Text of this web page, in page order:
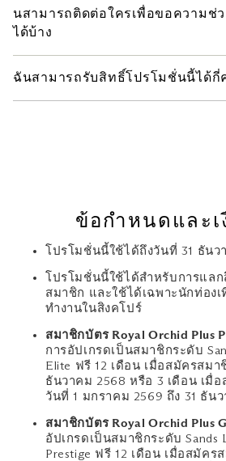
หากไม่สามารถเป็นไปตามเกณฑ์การใ
ของการเป็นสมาชิก สถานะสมาชิกภา
ใช้จ่ายของคุณในช่วง 12 เดือนที่ผ่านม
สมาชิก (แล้วแต่ว่ากรณีใดจะถึงก่อน)
ด้วยบัตรสมาชิกของคุณภายใน 3 เดือน
สมาชิกของคุณต่อไปอีก 9 เดือน ซึ่งรว
ประโยชน์สมาชิก
หากไม่สามารถเป็นไปตามเกณฑ์การ
ของการเป็นสมาชิก สถานะสมาชิกภ
เป็น Prestige หรือ LifeStyle ตามลำดั
ใช้จ่ายของคุณในช่วง 3 เดือนที่ผ่านม
สมาชิก (แล้วแต่ว่ากรณีใดจะถึงก่อน)
ผู้อื่นได้ จำเป็นต้องใช้ PIN และการยื
บัตรสมาชิกที่ Sands Outlets ที่ร่วมราย
นสามารถติดต่อใครเพื่อขอความช่ว
ได้บ้าง
โทรสายด่วน Sands LifeStyle ตลอด
ฉันสามารถรับสิทธิ์โปรโมชั่นนี้ได้กี่
ข้อกำหนดและเ
โปรโมชั่นนี้ใช้ได้ถึงวันที่ 31 ธันว
โปรโมชั่นนี้ใช้ได้สำหรับการแลก
สมาชิก และใช้ได้เฉพาะนักท่อง
ทำงานในสิงคโปร์
สมาชิกบัตร Royal Orchid Plus
การอัปเกรดเป็นสมาชิกระดับ
Elite ฟรี 12 เดือน เมื่อสมัครสมา
ธันวาคม 2568 หรือ 3 เดือน เมื่
วันที่ 1 มกราคม 2569 ถึง 31 ธัน
สมาชิกบัตร Royal Orchid Plus
อัปเกรดเป็นสมาชิกระดับ Sands
Prestige ฟรี 12 เดือน เมื่อสมัคร